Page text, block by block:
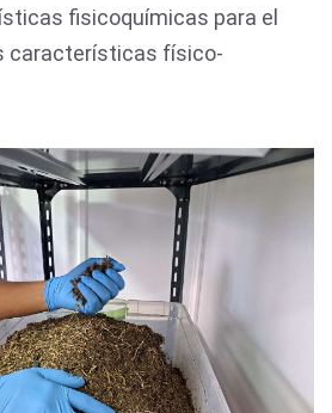
fisicoquímicas para el
características físico-